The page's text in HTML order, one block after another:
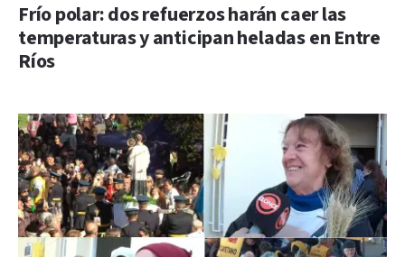
Frío polar: dos refuerzos harán caer las
temperaturas y anticipan heladas en Entre
Ríos